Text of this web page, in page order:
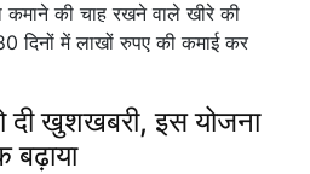
की चाह रखने वाले खीरे की
दिनों में लाखों रुपए की कमाई कर
दी खुशखबरी, इस योजना